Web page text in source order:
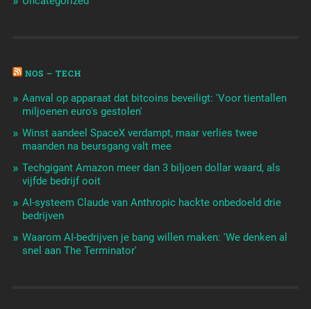
NOS – TECH
Aanval op apparaat dat bitcoins beveiligt: 'Voor tientallen
miljoenen euro's gestolen'
Winst aandeel SpaceX verdampt, maar verlies twee
maanden na beursgang valt mee
Techgigant Amazon meer dan 3 biljoen dollar waard, als
vijfde bedrijf ooit
AI-systeem Claude van Anthropic hackte onbedoeld drie
bedrijven
Waarom AI-bedrijven je bang willen maken: 'We denken al
snel aan The Terminator'